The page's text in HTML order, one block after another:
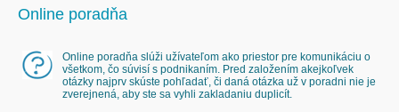
Online poradňa
Online poradňa slúži užívateľom ako priestor pre komunikáciu o
všetkom, čo súvisí s podnikaním. Pred založením akejkoľvek
otázky najprv skúste pohľadať, či daná otázka už v poradni nie je
zverejnená, aby ste sa vyhli zakladaniu duplicít.